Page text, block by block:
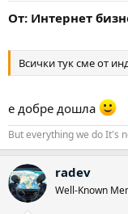
От: Интернет
Всички тук сме от
е добре дошла
But everything we do It's
radev
Well-Known